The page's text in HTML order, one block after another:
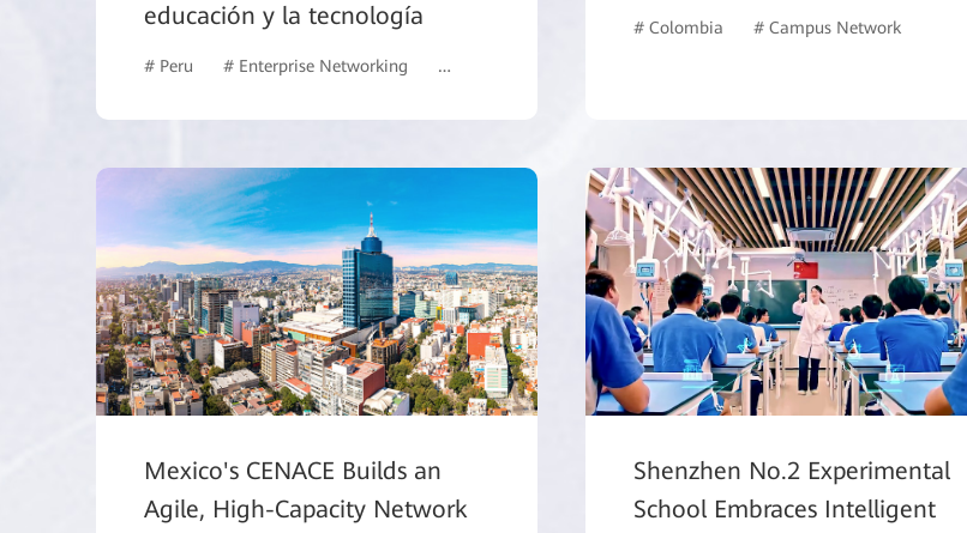
educación y la tecnología
# Peru # Enterprise Networking # Commercial Market
# Colombia # Campus Network
Mexico's CENACE Builds an
Agile, High-Capacity Network
Shenzhen No.2 Experimental
School Embraces Intelligent